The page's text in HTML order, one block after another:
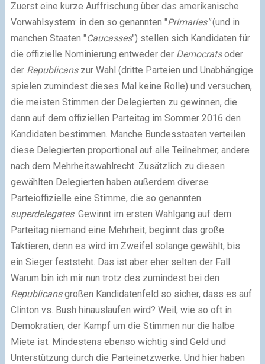
Zuerst eine kurze Auffrischung über das amerikanische
Vorwahlsystem: in den so genannten "Primaries"(und in
manchen Staaten "Caucasses") stellen sich Kandidaten für
die offizielle Nominierung entweder der Democratsoder
der Republicanszur Wahl (dritte Parteien und Unabhängige
spielen zumindest dieses Mal keine Rolle) und versuchen,
die meisten Stimmen der Delegierten zu gewinnen, die
dann auf dem offiziellen Parteitag im Sommer 2016 den
Kandidaten bestimmen. Manche Bundesstaaten verteilen
diese Delegierten proportional auf alle Teilnehmer, andere
nach dem Mehrheitswahlrecht. Zusätzlich zu diesen
gewählten Delegierten haben außerdem diverse
Parteioffizielle eine Stimme, die so genannten
superdelegates. Gewinnt im ersten Wahlgang auf dem
Parteitag niemand eine Mehrheit, beginnt das große
Taktieren, denn es wird im Zweifel solange gewählt, bis
ein Sieger feststeht. Das ist aber eher selten der Fall.
Warum bin ich mir nun trotz des zumindest bei den
Republicansgroßen Kandidatenfeld so sicher, dass es auf
Clinton vs. Bush hinauslaufen wird? Weil, wie so oft in
Demokratien, der Kampf um die Stimmen nur die halbe
Miete ist. Mindestens ebenso wichtig sind Geld und
Unterstützung durch die Parteinetzwerke. Und hier haben